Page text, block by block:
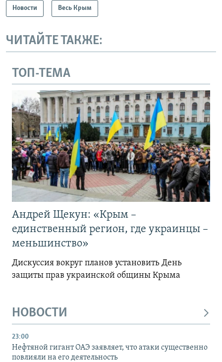
Новости Весь Крым
ЧИТАЙТЕ ТАКЖЕ:
ТОП-ТЕМА
Андрей Щекун: «Крым –
единственный регион, где украинцы –
меньшинство»
Дискуссия вокруг планов установить День
защиты прав украинской общины Крыма
НОВОСТИ
23:00
Нефтяной гигант ОАЭ заявляет, что атаки существенно
повлияли на его деятельность